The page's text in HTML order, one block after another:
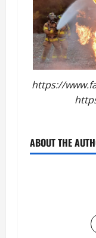
https://
ABOUT THE